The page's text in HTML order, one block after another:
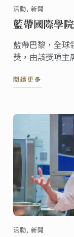
活動, 新聞
藍帶國際學
藍帶巴黎，全球
獎，由該獎項
閱讀更多
活動, 新聞